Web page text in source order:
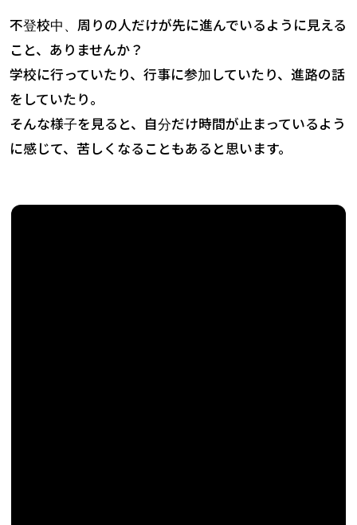
本人向け
REOちゃんねる
レクリエーション
会社概要
不登校中、周りの人だけが先に進んでいるように見える
こと、ありませんか？
学校に行っていたり、行事に参加していたり、進路の話
をしていたり。
そんな様子を見ると、自分だけ時間が止まっているよう
に感じて、苦しくなることもあると思います。